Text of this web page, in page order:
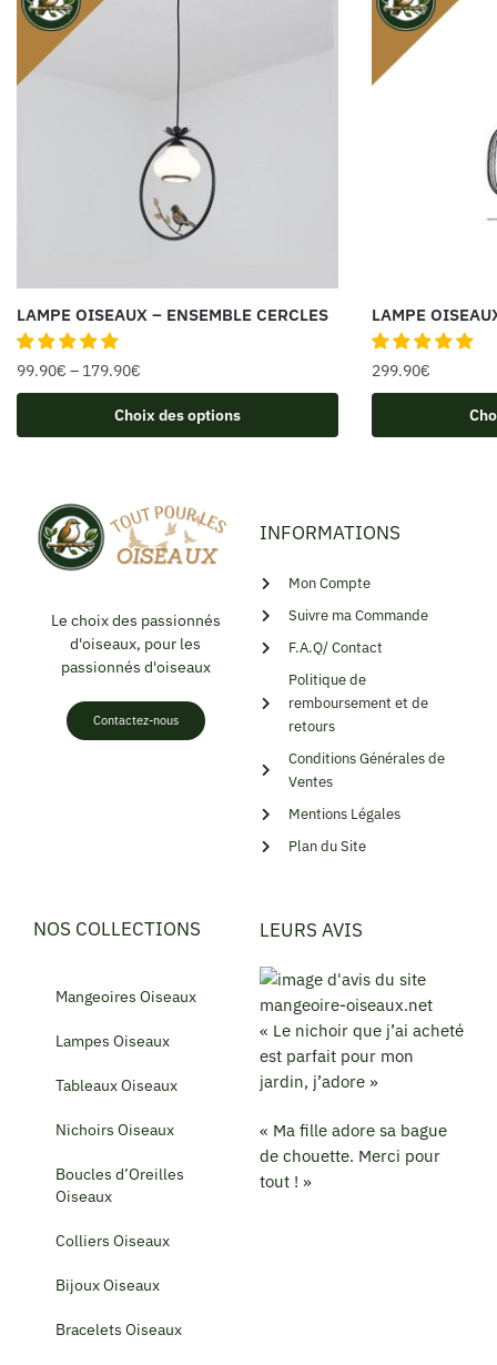
LAMPE OISEAUX – ENSEMBLE CERCLES
99.90€ – 179.90€
Choix des options
LAMPE
299.90€
Le choix des passionnés
d'oiseaux, pour les
passionnés d'oiseaux
Contactez-nous
INFORMATIONS
Mon Compte
Suivre ma Commande
F.A.Q/ Contact
Politique de
remboursement et de
retours
Conditions Générales de
Ventes
Mentions Légales
Plan du Site
NOS COLLECTIONS
Mangeoires Oiseaux
Lampes Oiseaux
Tableaux Oiseaux
Nichoirs Oiseaux
Boucles d’Oreilles
Oiseaux
Colliers Oiseaux
Bijoux Oiseaux
Bracelets Oiseaux
LEURS AVIS
« Le nichoir que j’ai acheté
est parfait pour mon
jardin, j’adore »
« Ma fille adore sa bague
de chouette. Merci pour
tout ! »